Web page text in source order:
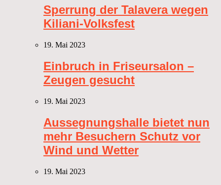
Sperrung der Talavera wegen
Kiliani-Volksfest
19. Mai 2023
Einbruch in Friseursalon –
Zeugen gesucht
19. Mai 2023
Aussegnungshalle bietet nun
mehr Besuchern Schutz vor
Wind und Wetter
19. Mai 2023